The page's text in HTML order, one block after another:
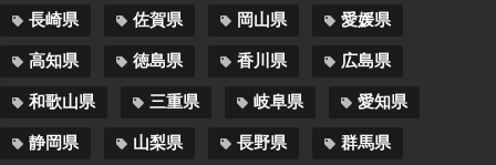
長崎県 佐賀県 岡山県 愛媛県
高知県 徳島県 香川県 広島県
和歌山県 三重県 岐阜県 愛知県
静岡県 山梨県 長野県 群馬県